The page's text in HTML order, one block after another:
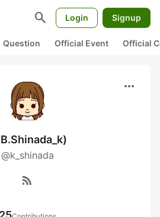
search Login Signup
Question Official Event Official
more_horiz
@k_shinada
rss_feed